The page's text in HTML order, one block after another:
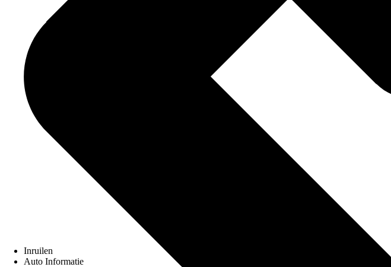
Inruilen
Auto Informatie